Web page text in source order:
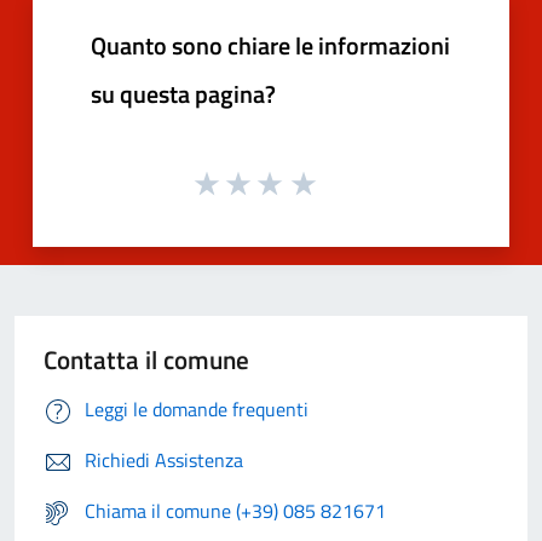
Quanto sono chiare le informazioni
su questa pagina?
Contatta il comune
Leggi le domande frequenti
Richiedi Assistenza
Chiama il comune (+39) 085 821671